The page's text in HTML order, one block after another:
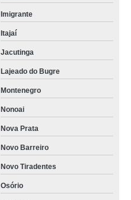
Imigrante
Itajaí
Jacutinga
Lajeado do Bugre
Montenegro
Nonoai
Nova Prata
Novo Barreiro
Novo Tiradentes
Osório